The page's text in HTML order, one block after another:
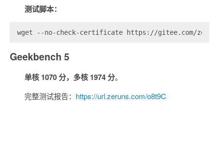
测试脚本：
wget --no-check-certificate https://gitee.com/
Geekbench 5
单核 1070 分，多核 1974 分。
完整测试报告： https://url.zeruns.com/o8t9C